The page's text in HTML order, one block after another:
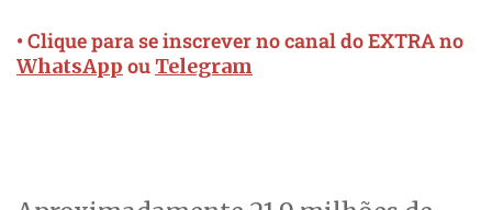
• Clique para se inscrever no canal do EXTRA no
WhatsApp ou Telegram